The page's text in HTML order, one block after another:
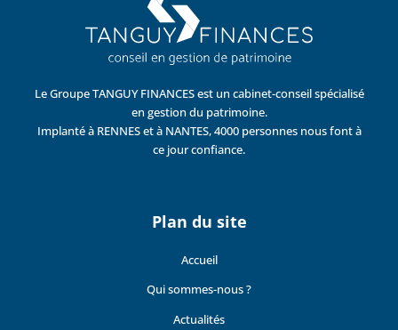
Le Groupe TANGUY FINANCES est un cabinet-conseil spécialisé
en gestion du patrimoine.
Implanté à RENNES et à NANTES, 4000 personnes nous font à
ce jour confiance.
Plan du site
Accueil
Qui sommes-nous ?
Actualités